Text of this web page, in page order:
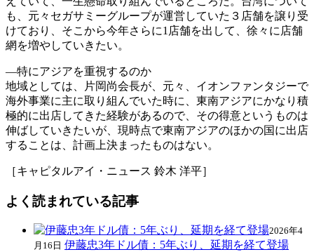
も、元々セガサミーグループが運営していた３店舗を譲り受
けており、そこから今年さらに1店舗を出して、徐々に店舗
網を増やしていきたい。
―特にアジアを重視するのか
地域としては、片岡尚会長が、元々、イオンファンタジーで
海外事業に主に取り組んでいた時に、東南アジアにかなり積
極的に出店してきた経験があるので、その得意というものは
伸ばしていきたいが、現時点で東南アジアのほかの国に出店
することは、計画上決まったものはない。
［キャピタルアイ・ニュース 鈴木 洋平］
よく読まれている記事
2026年4
月16日 伊藤忠3年ドル債：5年ぶり、延期を経て登場